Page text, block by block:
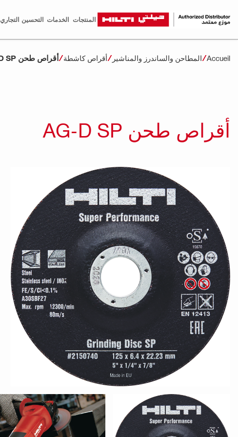
المنتجات الخدمات التحسين التجاري
Accueil المطاحن والساندرز والمناشير أقراص كاشطة أقراص طحن AG-D SP
أقراص طحن AG-D SP